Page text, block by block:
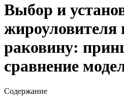
Выбор и
жироуловителя
раковину:
сравнение
Содержание